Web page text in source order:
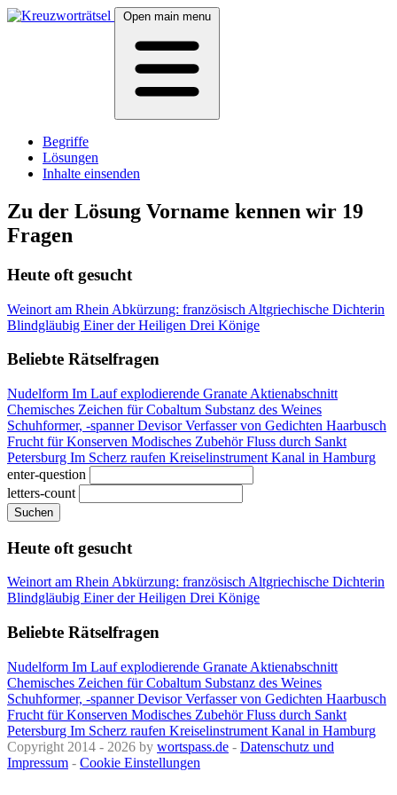
Open main menu
Begriffe
Lösungen
Inhalte einsenden
Zu der Lösung Vorname kennen wir 19
Fragen
Heute oft gesucht
Weinort am Rhein Abkürzung: französisch Altgriechische Dichterin
Blindgläubig Einer der Heiligen Drei Könige
Beliebte Rätselfragen
Nudelform Im Lauf explodierende Granate Aktienabschnitt
Chemisches Zeichen für Cobaltum Substanz des Weines
Schuhformer, -spannerDevisorVerfasser von Gedichten Haarbusch
Frucht für Konserven Modisches ZubehörFluss durch Sankt
Petersburg Im Scherz raufen Kreiselinstrument Kanal in Hamburg
enter-question
letters-count
Suchen
Heute oft gesucht
Weinort am RheinAbkürzung: französischAltgriechische Dichterin
Blindgläubig Einer der Heiligen Drei Könige
Beliebte Rätselfragen
Nudelform Im Lauf explodierende Granate Aktienabschnitt
Chemisches Zeichen für Cobaltum Substanz des Weines
Schuhformer, -spannerDevisorVerfasser von Gedichten Haarbusch
Frucht für Konserven Modisches ZubehörFluss durch Sankt
Petersburg Im Scherz raufen Kreiselinstrument Kanal in Hamburg
Copyright 2014 - 2026 by wortspass.de - Datenschutz und
Impressum - Cookie Einstellungen